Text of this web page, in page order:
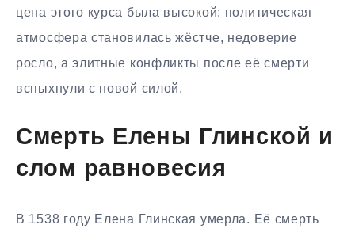
цена этого курса была высокой: политическая
атмосфера становилась жёстче, недоверие
росло, а элитные конфликты после её смерти
вспыхнули с новой силой.
Смерть Елены Глинской и
слом равновесия
В 1538 году Елена Глинская умерла. Её смерть